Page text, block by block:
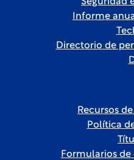
Informe
Directorio de
Recursos
Política
Formularios